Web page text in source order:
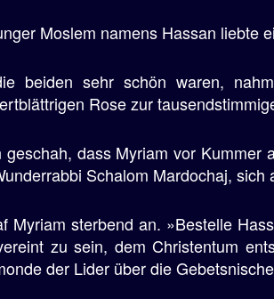
Moslem namens Hassan liebte
beiden sehr schön waren,
Rose zur
geschah, dass Myriam vor Kummer
Schalom Mardochaj,
Myriam sterbend an. »Bestelle
zu sein, dem Christentum
der Lider über die